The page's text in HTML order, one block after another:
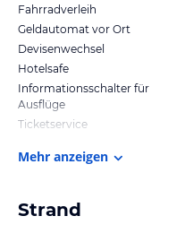
Fahrradverleih
Geldautomat vor Ort
Devisenwechsel
Hotelsafe
Informationsschalter für
Ausflüge
Ticketservice
Mehr anzeigen
Strand